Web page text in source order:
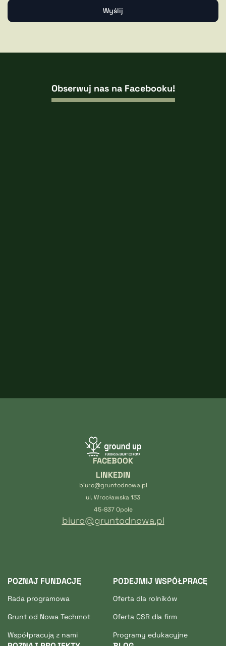
Obserwuj nas na Facebooku!
FACEBOOK
LINKEDIN
biuro@gruntodnowa.pl
ul. Wrocławska 133
45-837 Opole
biuro@gruntodnowa.pl
POZNAJ FUNDACJĘ
Rada programowa
Grunt od Nowa Techmot
Współpracują z nami
PODEJMIJ WSPÓŁPRACĘ
Oferta dla rolników
Oferta CSR dla firm
Programy edukacyjne